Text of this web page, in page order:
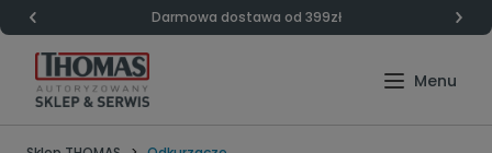
Darmowa dostawa od 399zł